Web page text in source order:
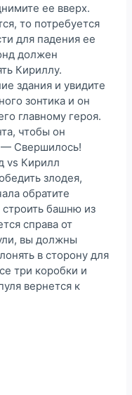
ее вверх.
то потребуется
для падения ее
должен
Кириллу.
здания и увидите
зонтика и он
главному героя.
чтобы он
— Свершилось!
vs Кирилл
злодея,
обратите
башню из
справа от
вы должны
в сторону для
три коробки и
вернется к